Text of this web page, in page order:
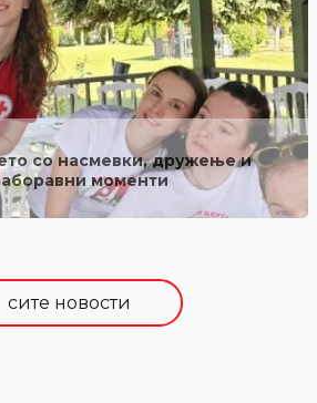
со насмевки, дружење и
моменти
сите новости